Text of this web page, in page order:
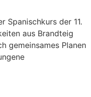
Spanischkurs der 11.
aus Brandteig
gemeinsames Planen